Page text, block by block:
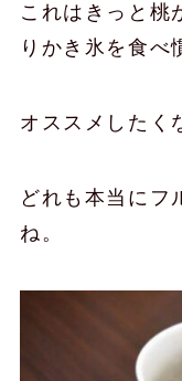
これはきっと桃
りかき氷を食べ
オススメしたく
どれも本当にフ
ね。